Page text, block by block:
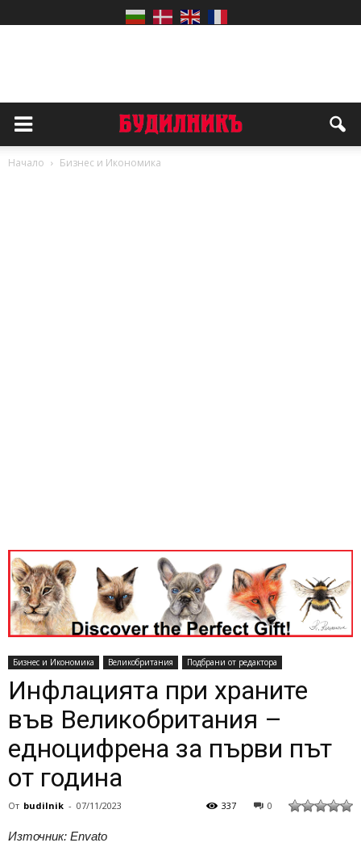
Начало Бизнес и Икономика
Бизнес и Икономика Великобритания Подбрани от редактора
Инфлацията при храните
във Великобритания –
едноцифрена за първи път
от година
От budilnik - 07/11/2023 0
337
Източник: Envato